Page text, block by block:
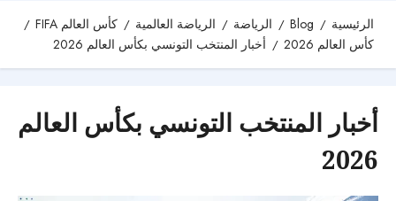
الرئيسية Blog الرياضة الرياضة العالمية
كأس العالم FIFA
كأس العالم 2026
أخبار المنتخب التونسي بكأس العالم 2026
أخبار المنتخب التونسي بكأس العالم
2026